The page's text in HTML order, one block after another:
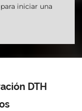
iniciar una
DTH